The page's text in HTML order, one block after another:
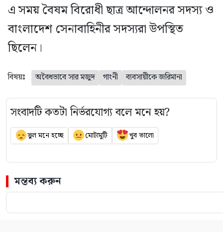
এ সময় বৈষম বিরোধী ছাত্র আন্দোলনর সদস্য ও
বাংলাদেশ সেনাবাহিনীর সদস্যরা উপস্থিত
ছিলেন।
বিষয়ঃ অবৈধভাবে সার মজুদ গাংনী ব্যবসায়ীকে জরিমানা
সংবাদটি কতটা নির্ভরযোগ্য বলে মনে হয়?
ভুল মনে হচ্ছে মোটামুটি খুব ভালো
মন্তব্য করুন